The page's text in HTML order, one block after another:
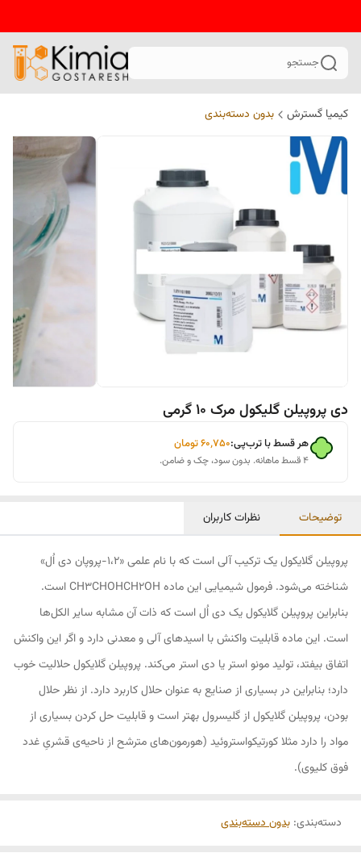
جستجو
کیمیا گسترش بدون دسته‌بندی
دی پروپیلن گلیکول مرک 10 گرمی
هر قسط با ترب‌پی:۶۰٬۷۵۰تومان
۴ قسط ماهانه. بدون سود، چک و ضامن.
توضیحات نظرات کاربران
پروپیلن گلایکول یک ترکیب آلی است که با نام علمی «1،2-پروپان دی اُل»
شناخته می‌شود. فرمول شیمیایی این ماده CH3CHOHCH2OH است.
بنابراین پروپیلن گلایکول یک دی اُل است که ذات آن مشابه سایر الکل‌ها
است. این ماده قابلیت واکنش با اسیدهای آلی و معدنی دارد و اگر این واکنش
اتفاق بیفتد، تولید مونو استر یا دی استر می‌کند. پروپیلن گلایکول حلالیت خوب
دارد؛ بنابراین در بسیاری از صنایع به عنوان حلال کاربرد دارد. از نظر حلال
بودن، پروپیلن گلایکول از گلیسرول بهتر است و قابلیت حل کردن بسیاری از
مواد را دارد مثلا کورتیکواستروئید (هورمون‌های مترشح از ناحیه‌ی قشریِ غدد
فوق کلیوی).
دسته‌بندی: بدون دسته‌بندی